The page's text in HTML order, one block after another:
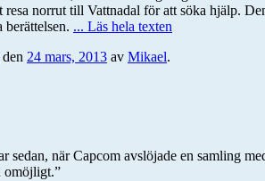
norrut till Vattnadal för att söka hjälp.
... Läs hela texten
den 24 mars, 2013 av Mikael.
sedan, när Capcom avslöjade en samling
omöjligt.”